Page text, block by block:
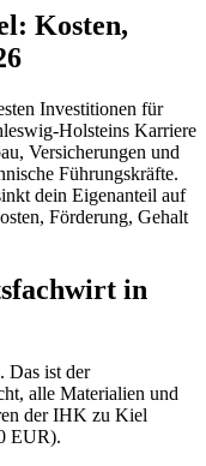
Kosten,
Investitionen für
Holsteins Karriere
Versicherungen und
Führungskräfte.
dein Eigenanteil auf
Förderung, Gehalt
in
Das ist der
alle Materialien und
der IHK zu Kiel
EUR).